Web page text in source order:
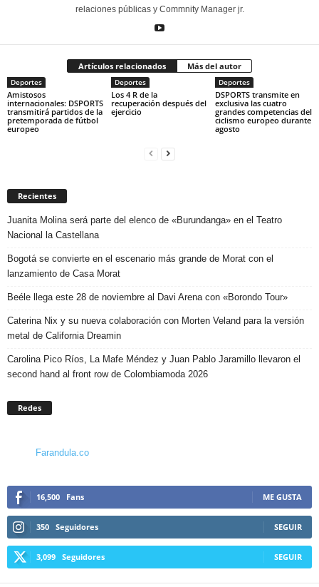
relaciones públicas y Commnity Manager jr.
Artículos relacionados Más del autor
Deportes
Amistosos
internacionales: DSPORTS
transmitirá partidos de la
pretemporada de fútbol
europeo
Deportes
Los 4 R de la
recuperación después del
ejercicio
Deportes
DSPORTS transmite en
exclusiva las cuatro
grandes competencias del
ciclismo europeo durante
agosto
Recientes
Juanita Molina será parte del elenco de «Burundanga» en el Teatro
Nacional la Castellana
Bogotá se convierte en el escenario más grande de Morat con el
lanzamiento de Casa Morat
Beéle llega este 28 de noviembre al Davi Arena con «Borondo Tour»
Caterina Nix y su nueva colaboración con Morten Veland para la versión
metal de California Dreamin
Carolina Pico Ríos, La Mafe Méndez y Juan Pablo Jaramillo llevaron el
second hand al front row de Colombiamoda 2026
Redes
Farandula.co
16,500 Fans ME GUSTA
350 Seguidores SEGUIR
3,099 Seguidores SEGUIR